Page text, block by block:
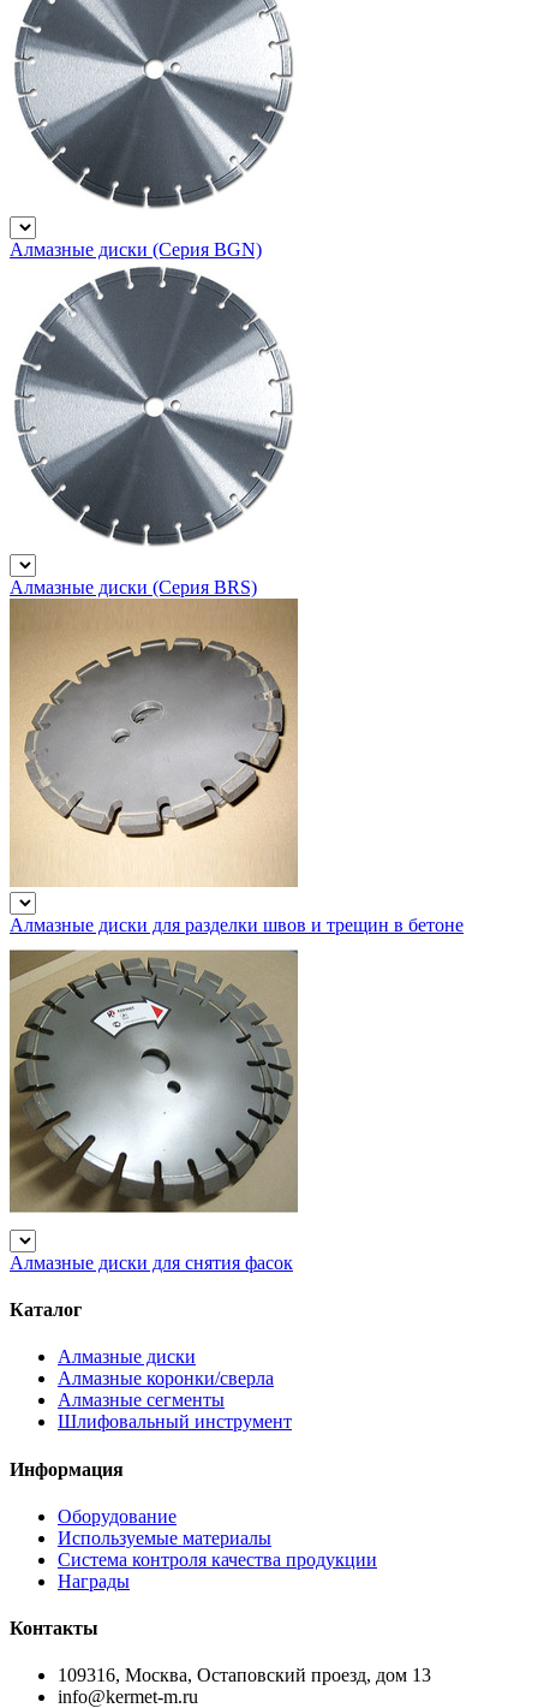
Алмазные диски (Серия BGN)
Алмазные диски (Серия BRS)
Алмазные диски для разделки швов и трещин в бетоне
Алмазные диски для снятия фасок
Каталог
Алмазные диски
Алмазные коронки/сверла
Алмазные сегменты
Шлифовальный инструмент
Информация
Оборудование
Используемые материалы
Система контроля качества продукции
Награды
Контакты
109316, Москва, Остаповский проезд, дом 13
info@kermet-m.ru